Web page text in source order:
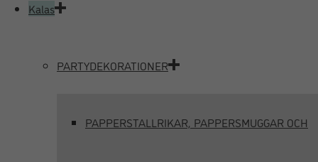
Kalas
PARTYDEKORATIONER
PAPPERSTALLRIKAR, PAPPERSMUGGAR OCH